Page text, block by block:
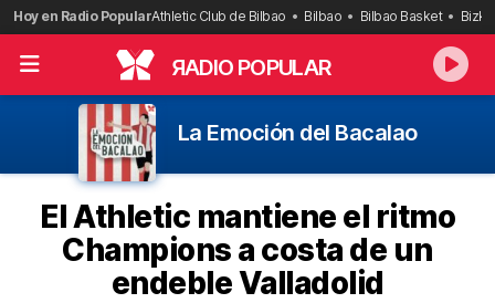
Saltar
al
contenido
Hoy en Radio PopularAthletic Club de Bilbao Bilbao Bilbao Basket
RADIO POPULAR
La Emoción del Bacalao
El Athletic mantiene el ritmo
Champions a costa de un
endeble Valladolid